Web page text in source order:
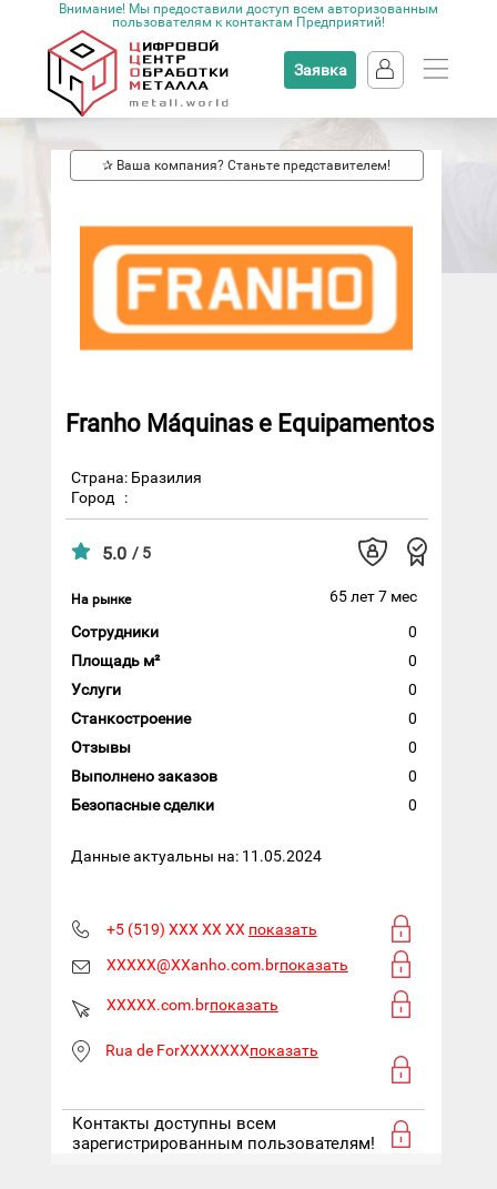
Внимание! Мы предоставили доступ всем авторизованным
пользователям к контактам Предприятий!
Заявка
✰ Ваша компания? Станьте представителем!
Franho Máquinas e Equipamentos
Страна: Бразилия
Город
:
5.0 / 5
На рынке
65 лет 7 мес
Сотрудники
0
Площадь м²
0
Услуги
0
Станкостроение
0
Отзывы
0
Выполнено заказов
0
Безопасные сделки
0
Данные актуальны на: 11.05.2024
+5 (519) XXX XX XX показать
XXXXX@XXanho.com.brпоказать
XXXXX.com.brпоказать
Rua de ForXXXXXXXпоказать
Контакты доступны всем
зарегистрированным пользователям!